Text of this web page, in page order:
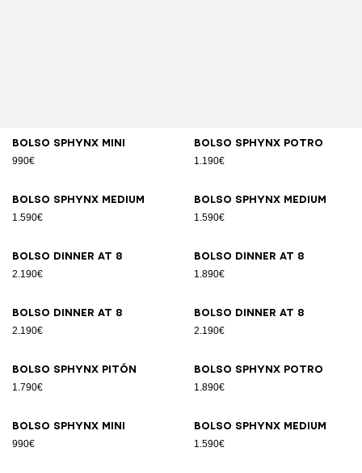
Bolso SPHYNX Mini
990€
Bolso SPHYNX potro
1.190€
Bolso SPHYNX Medium
1.590€
Bolso SPHYNX Medium
1.590€
Bolso DINNER AT 8
2.190€
Bolso DINNER AT 8
1.890€
Bolso DINNER AT 8
2.190€
Bolso DINNER AT 8
2.190€
Bolso SPHYNX pitón
1.790€
Bolso SPHYNX potro
1.890€
Bolso SPHYNX Mini
990€
Bolso SPHYNX Medium
1.590€